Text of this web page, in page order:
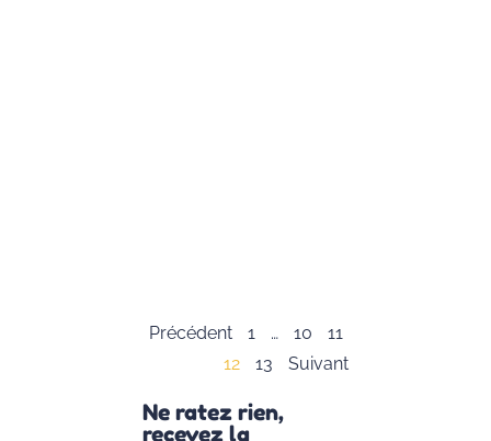
Précédent 1 … 10
11
12
13 Suivant
Ne ratez rien,
recevez la